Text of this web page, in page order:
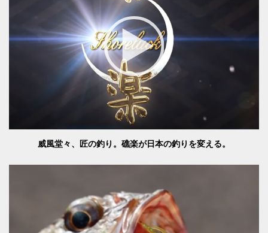
威風堂々、匠の釣り。礁楽が日本の釣りを変える。